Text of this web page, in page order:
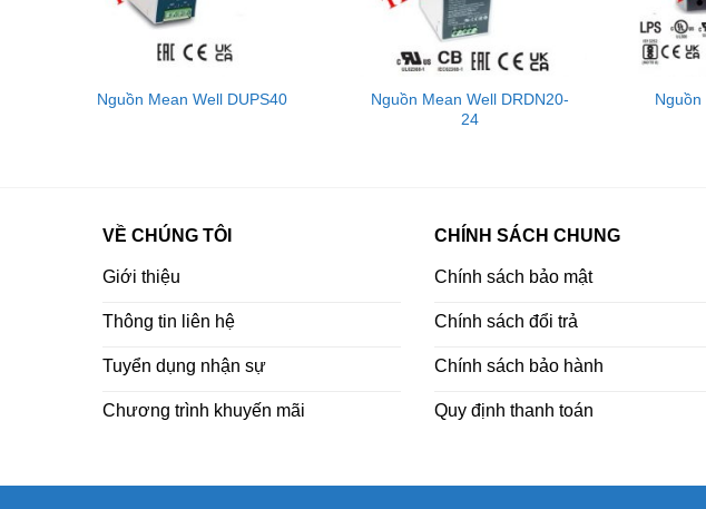
LINK XEM TẢI CATALOG
MEAN WELL là một thương hiệu nổi tiếng của Đài Loan,
điện. Thành lập từ năm 1982, Meanwell đã phát triển thành một
WELL Enterprises Co., Ltd., MEAN WELL (GuangZhou)
Nguồn Mean Well DUPS40
Nguồn Mean Well DRDN20-
24
Nguồn
VỀ CHÚNG TÔI
Giới thiệu
Thông tin liên hệ
Tuyển dụng nhận sự
Chương trình khuyến mãi
CHÍNH SÁCH CHUNG
Chính sách bảo mật
Chính sách đổi trả
Chính sách bảo hành
Quy định thanh toán